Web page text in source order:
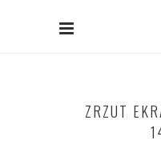
ZRZUT